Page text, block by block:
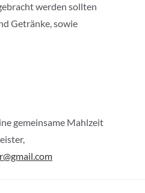
werden sollten
Getränke, sowie
gemeinsame Mahlzeit